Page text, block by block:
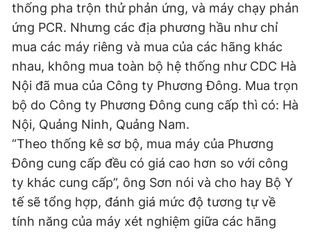
thống pha trộn thử phản ứng, và máy chạy phản
ứng PCR. Nhưng các địa phương hầu như chỉ
mua các máy riêng và mua của các hãng khác
nhau, không mua toàn bộ hệ thống như CDC Hà
Nội đã mua của Công ty Phương Đông. Mua trọn
bộ do Công ty Phương Đông cung cấp thì có: Hà
Nội, Quảng Ninh, Quảng Nam.
“Theo thống kê sơ bộ, mua máy của Phương
Đông cung cấp đều có giá cao hơn so với công
ty khác cung cấp”, ông Sơn nói và cho hay Bộ Y
tế sẽ tổng hợp, đánh giá mức độ tương tự về
tính năng của máy xét nghiệm giữa các hãng